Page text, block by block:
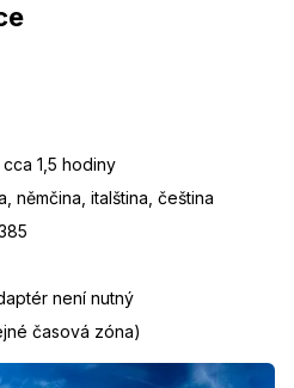
cca 1,5 hodiny
němčina, italština, čeština
není nutný
časová zóna)